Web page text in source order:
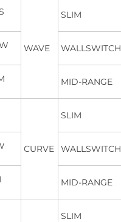
WAVE
SLIM
WALLSWITCH
MID-RANGE
CURVE
SLIM
WALLSWITCH
MID-RANGE
SLIM